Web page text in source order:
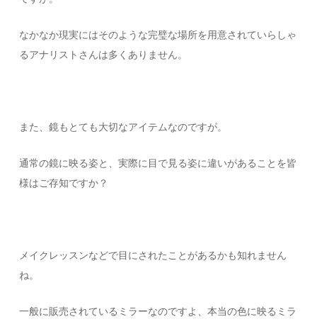
なかなか現実にはそのような完璧な場所を用意されていらしゃ
るアナリストさんは多くありません。
また、鏡もとても大切なアイテムなのですが。
通常の鏡に映る姿と、実際に目で見る姿に違いがあることを皆
様はご存知ですか？
メイクレッスンなどで目にされたことがあるかも知れません
ね。
一般に販売されているミラーなのですよ、本当の色に映るミラ